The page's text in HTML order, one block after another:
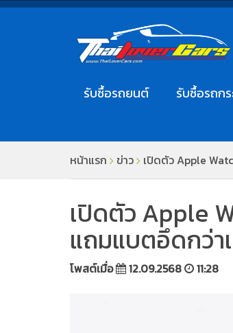
รับซื้อรถยนต์ รับซื้อรถกร
หน้าแรก ข่าว เปิดตัว Apple
เปิดตัว Apple
แถมแบตอึดกว่า
โพสต์เมื่อ 12.09.2568 11:28